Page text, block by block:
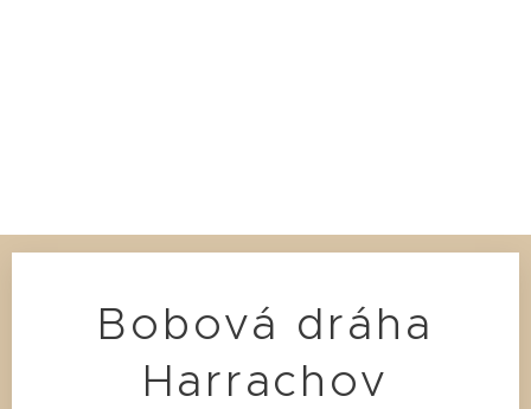
Bobová dráha
Harrachov